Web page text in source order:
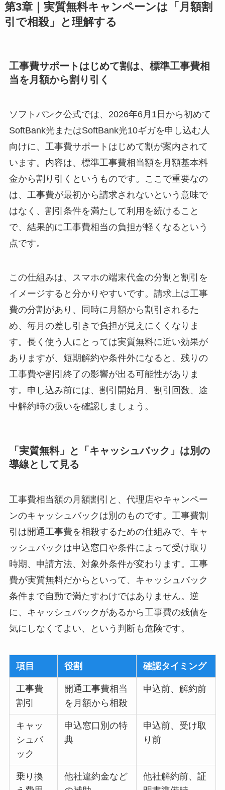
第3章｜実質無料キャンペーンは「月額割
引で相殺」と理解する
工事費サポートはじめて割は、標準工事費相
当を月額から割り引く
ソフトバンク公式では、2026年6月1日から初めて
SoftBank光またはSoftBank光10ギガを申し込む人
向けに、工事費サポートはじめて割が案内されて
います。内容は、標準工事費相当額を月額基本料
金から割り引くというものです。ここで重要なの
は、工事費が最初から請求されないという意味で
はなく、割引条件を満たして利用を続けること
で、結果的に工事費相当の負担が軽くなるという
点です。
この仕組みは、スマホの端末代金の分割と割引を
イメージすると分かりやすいです。請求上は工事
費の分割があり、同時に月額から割引されるた
め、毎月の差し引きで負担が見えにくくなりま
す。長く使う人にとっては実質無料に近い効果が
ありますが、短期解約や条件外になると、残りの
工事費や割引終了の影響が出る可能性がありま
す。申し込み前には、割引開始月、割引回数、途
中解約時の扱いを確認しましょう。
「実質無料」と「キャッシュバック」は別の
導線として見る
工事費相当額の月額割引と、代理店やキャンペー
ンのキャッシュバックは別のものです。工事費割
引は開通工事費を相殺するための仕組みで、キャ
ッシュバックは申込窓口や条件によって受け取り
時期、申請方法、対象外条件が変わります。工事
費が実質無料だからといって、キャッシュバック
条件まで自動で満たすわけではありません。逆
に、キャッシュバックがあるから工事費の残債を
気にしなくてよい、という判断も危険です。
項目 役割 確認タイミング
工事費
割引
開通工事費相当
を月額から相殺
申込前、解約前
キャッ
シュバ
ック
申込窓口別の特
典
申込前、受け取
り前
乗り換
他社違約金など
他社解約前、証